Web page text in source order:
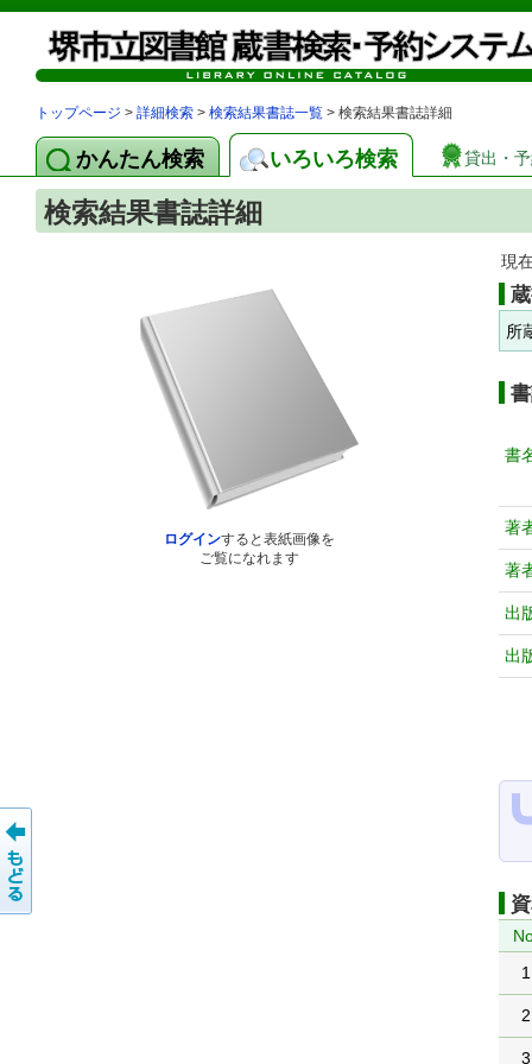
トップページ > 詳細検索 > 検索結果書誌一覧 > 検索結果書誌詳細
かんたん検索 いろいろ検索 貸出・
検索結果書誌詳細
ログインすると表紙画像を
ご覧になれます
現
所
書
著
著
出
出
1
2
3